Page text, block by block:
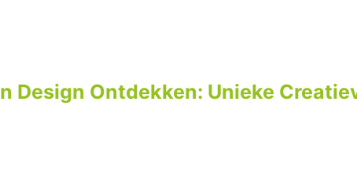
Design Ontdekken: Unieke